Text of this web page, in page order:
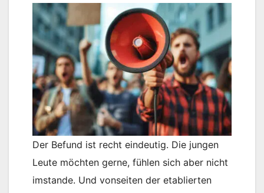
Der Befund ist recht eindeutig. Die jungen
Leute möchten gerne, fühlen sich aber nicht
imstande. Und vonseiten der etablierten